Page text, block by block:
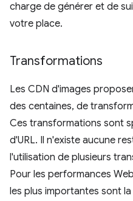
charge de générer et de
votre place.
Transformations
Les CDN d'images
des centaines, de
Ces transformations sont
d'URL. Il n'existe aucune
l'utilisation de plusieurs
Pour les performances
les plus importantes sont